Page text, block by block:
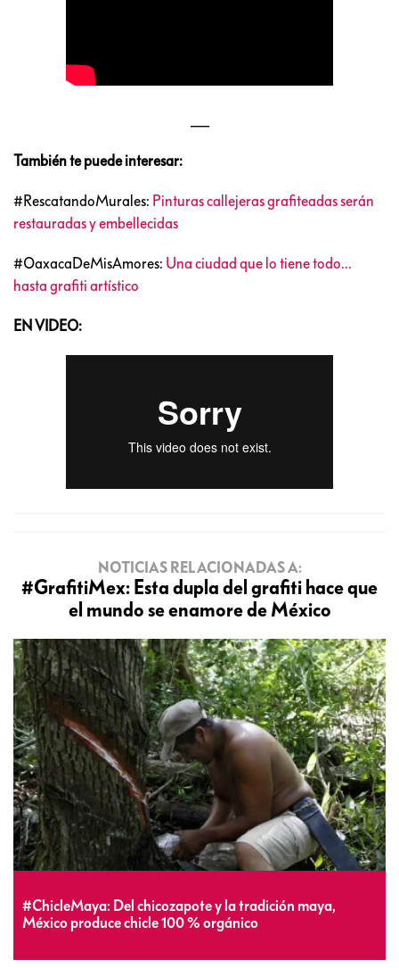
También te puede interesar:
#RescatandoMurales: Pinturas callejeras grafiteadas serán
restauradas y embellecidas
#OaxacaDeMisAmores: Una ciudad que lo tiene todo…
hasta grafiti artístico
EN VIDEO:
NOTICIAS RELACIONADAS A:
#GrafitiMex: Esta dupla del grafiti hace que
el mundo se enamore de México
#ChicleMaya: Del chicozapote y la tradición maya,
México produce chicle 100 % orgánico